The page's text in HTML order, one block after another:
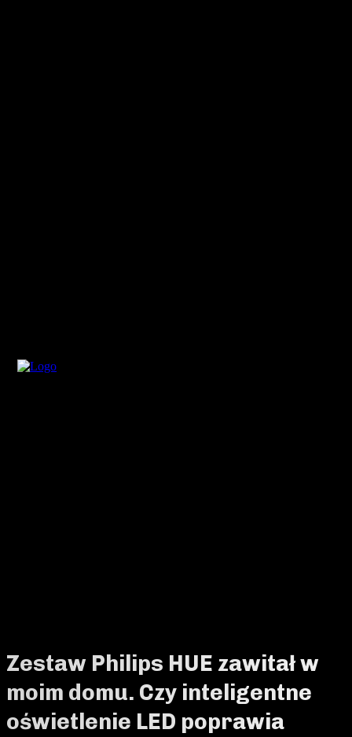
Zestaw Philips HUE zawitał w
moim domu. Czy inteligentne
oświetlenie LED poprawia